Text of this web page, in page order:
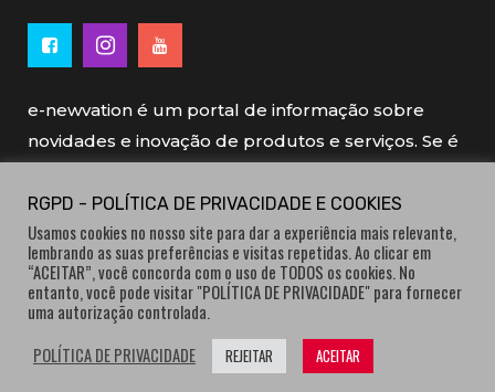
e-newvation é um portal de informação sobre
novidades e inovação de produtos e serviços. Se é
e-newvation tem o patrocínio do “Produto do
Ano”, o prémio de inovação atribuído por
consumidores.
RGPD - POLÍTICA DE PRIVACIDADE E COOKIES
Usamos cookies no nosso site para dar a experiência mais relevante,
lembrando as suas preferências e visitas repetidas. Ao clicar em
“ACEITAR”, você concorda com o uso de TODOS os cookies. No
entanto, você pode visitar "POLÍTICA DE PRIVACIDADE" para fornecer
uma autorização controlada.
POLÍTICA DE PRIVACIDADE
REJEITAR ACEITAR